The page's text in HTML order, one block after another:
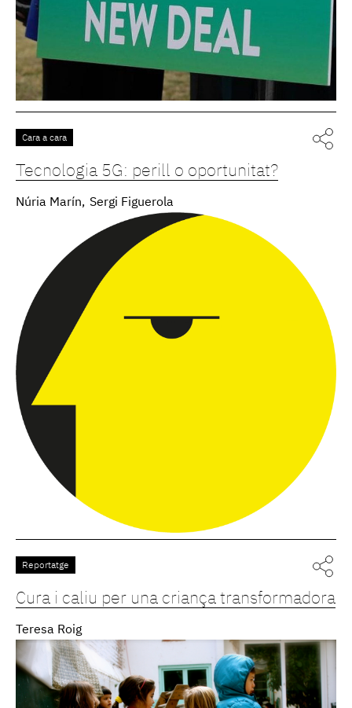
Cara a cara
Tecnologia 5G: perill o oportunitat?
Núria Marín Sergi Figuerola
Reportatge
Cura i caliu per una criança transformadora
Teresa Roig